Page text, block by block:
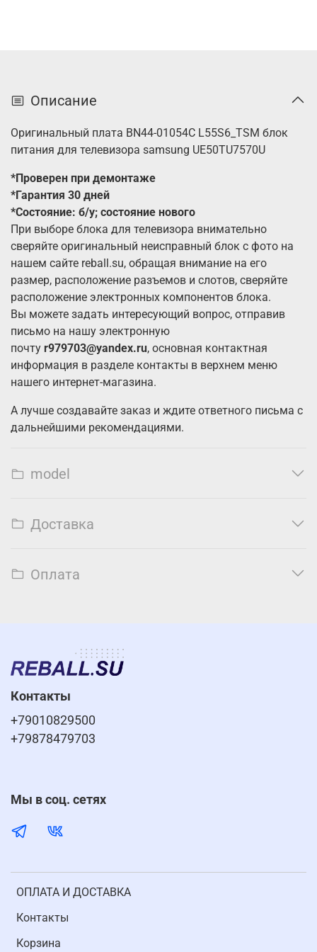
Описание
Оригинальный плата BN44-01054C L55S6_TSM блок
питания для телевизора samsung UE50TU7570U
*Проверен при демонтаже
*Гарантия 30 дней
*Состояние: б/у; состояние нового
При выборе блока для телевизора внимательно
сверяйте оригинальный неисправный блок с фото на
нашем сайте reball.su, обращая внимание на его
размер, расположение разъемов и слотов, сверяйте
расположение электронных компонентов блока.
Вы можете задать интересующий вопрос, отправив
письмо на нашу электронную
почту r979703@yandex.ru, основная контактная
информация в разделе контакты в верхнем меню
нашего интернет-магазина.
А лучше создавайте заказ и ждите ответного письма с
дальнейшими рекомендациями.
model
Доставка
Оплата
ОПЛАТА И ДОСТАВКА
Контакты
Корзина
Контакты
+79010829500
+79878479703
Мы в соц. сетях